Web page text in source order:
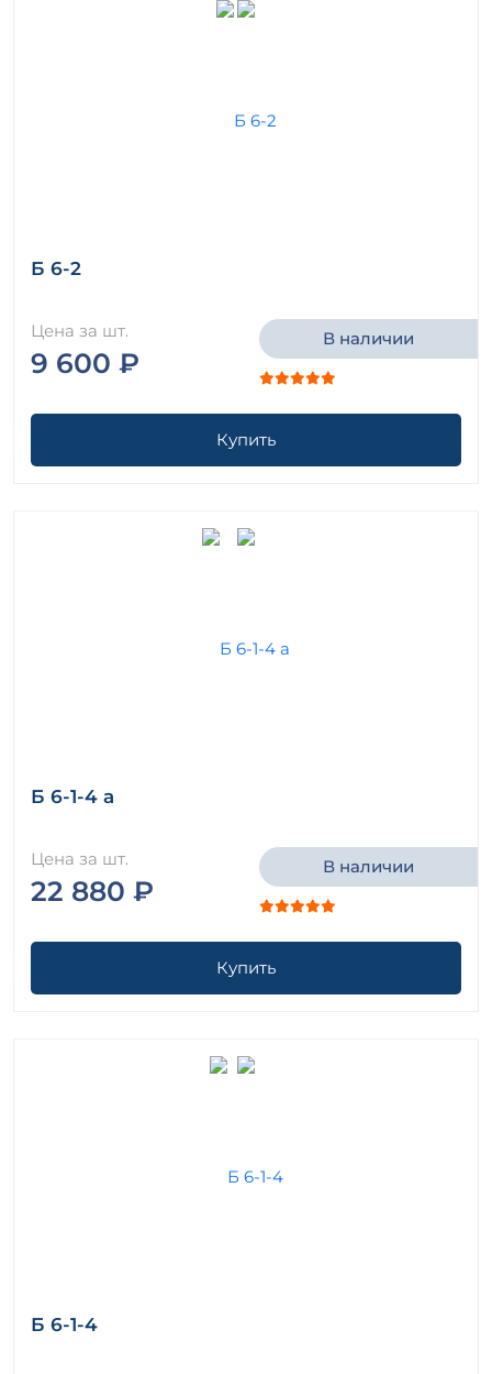
Б 6-2
Цена за шт.
9 600 ₽
В наличии
Купить
Б 6-1-4 а
Цена за шт.
22 880 ₽
В наличии
Купить
Б 6-1-4